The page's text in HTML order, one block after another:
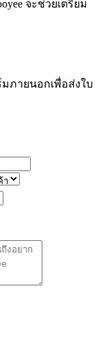
จะช่วยเตรียม
ภายนอกเพื่อส่งใบ